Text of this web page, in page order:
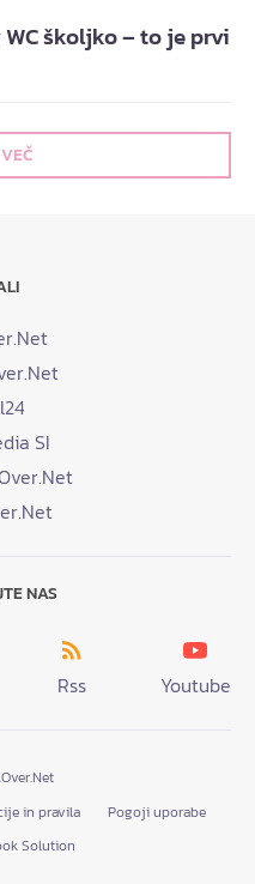
školjko – to je prvi
SI
NAS
Rss Youtube
in pravila
Pogoji uporabe
Solution